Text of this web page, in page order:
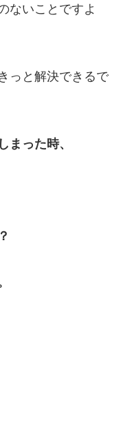
ないことですよ
っと解決できるで
まった時、